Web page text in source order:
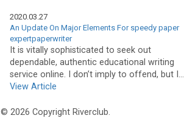
2020.03.27
An Update On Major Elements For speedy paper
expertpaperwriter
It is vitally sophisticated to seek out
dependable, authentic educational writing
service online. I don’t imply to offend, but I...
View Article
© 2026 Copyright Riverclub.